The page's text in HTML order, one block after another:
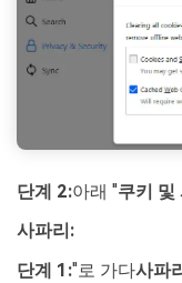
단계 2:아래 "쿠키 및
사파리:
단계 1:"로 가다사파